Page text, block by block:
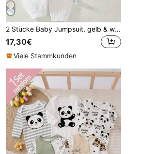
2 Stücke Baby Jumpsuit, gelb & weiß besticktes Bärenmuster, Neugeborene, geeignet für alle Jahreszeiten
17,30€
Viele Stammkunden